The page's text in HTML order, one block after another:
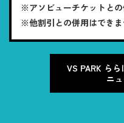
※アソビューチケットとの
※他割引との併用はできま
VS PARK ら
ニ